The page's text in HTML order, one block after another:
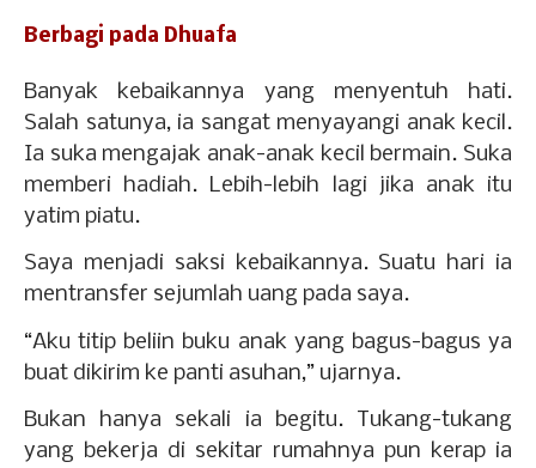
Berbagi pada Dhuafa
Banyak kebaikannya yang menyentuh hati.
Salah satunya, ia sangat menyayangi anak kecil.
Ia suka mengajak anak-anak kecil bermain. Suka
memberi hadiah. Lebih-lebih lagi jika anak itu
yatim piatu.
Saya menjadi saksi kebaikannya. Suatu hari ia
mentransfer sejumlah uang pada saya.
“Aku titip beliin buku anak yang bagus-bagus ya
buat dikirim ke panti asuhan,” ujarnya.
Bukan hanya sekali ia begitu. Tukang-tukang
yang bekerja di sekitar rumahnya pun kerap ia